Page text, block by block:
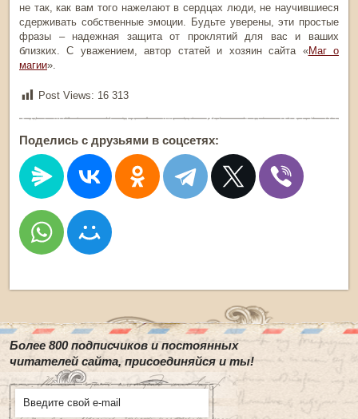
не так, как вам того нажелают в сердцах люди, не научившиеся
сдерживать собственные эмоции. Будьте уверены, эти простые
фразы – надежная защита от проклятий для вас и ваших
близких. С уважением, автор статей и хозяин сайта «Маг о
магии».
Post Views: 16 313
Поделись с друзьями в соцсетях:
Более 800 подписчиков и постоянных
читателей сайта, присоединяйся и ты!